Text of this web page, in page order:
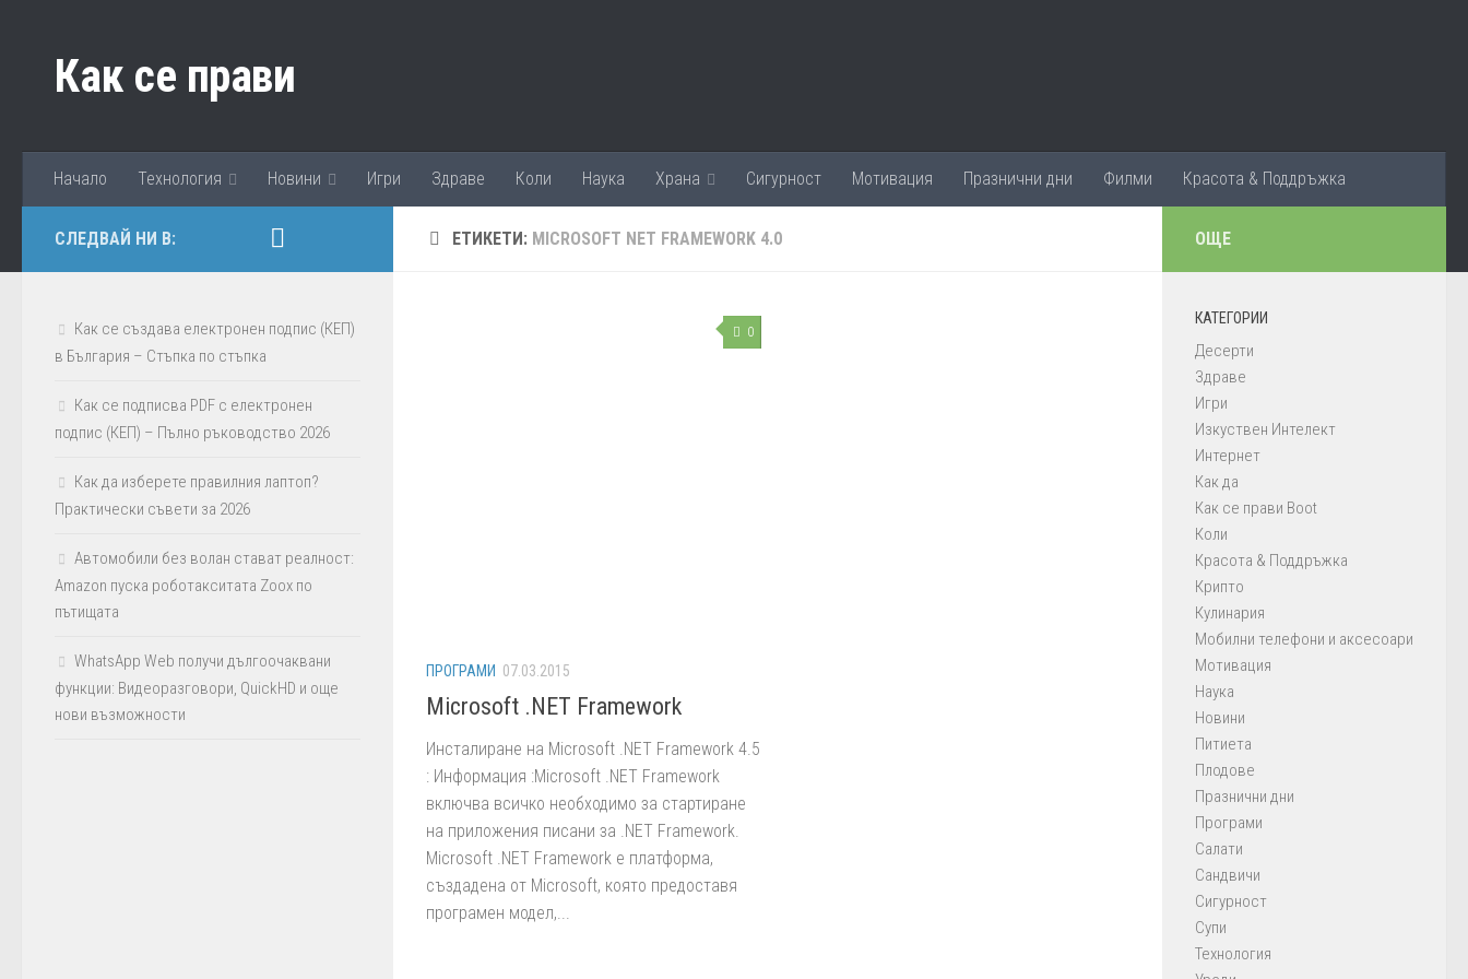
Как се прави
Начало Технология Новини Игри Здраве Коли Наука Храна Сигурност Мотивация Празнични дни Филми Красота & Поддръжка
ЕТИКЕТИ: MICROSOFT NET FRAMEWORK 4.0
0
ПРОГРАМИ 07.03.2015
Microsoft .NET Framework
Инсталиране на Microsoft .NET Framework 4.5
: Информация :Microsoft .NET Framework
включва всичко необходимо за стартиране
на приложения писани за .NET Framework.
Microsoft .NET Framework е платформа,
създадена от Microsoft, която предоставя
програмен модел,...
СЛЕДВАЙ НИ В:
Как се създава електронен подпис (КЕП)
в България – Стъпка по стъпка
Как се подписва PDF с електронен
подпис (КЕП) – Пълно ръководство 2026
Как да изберете правилния лаптоп?
Практически съвети за 2026
Автомобили без волан стават реалност:
Amazon пуска роботакситата Zoox по
пътищата
WhatsApp Web получи дългоочаквани
функции: Видеоразговори, QuickHD и още
нови възможности
ОЩЕ
КАТЕГОРИИ
Десерти
Здраве
Игри
Изкуствен Интелект
Интернет
Как да
Как се прави Boot
Коли
Красота & Поддръжка
Крипто
Кулинария
Мобилни телефони и аксесоари
Мотивация
Наука
Новини
Питиета
Плодове
Празнични дни
Програми
Салати
Сандвичи
Сигурност
Супи
Технология